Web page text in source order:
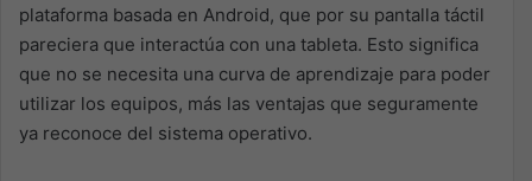
plataforma basada en Android, que por su pantalla táctil
pareciera que interactúa con una tableta. Esto significa
que no se necesita una curva de aprendizaje para poder
utilizar los equipos, más las ventajas que seguramente
ya reconoce del sistema operativo.